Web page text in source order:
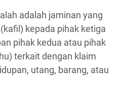
adalah jaminan yang
kepada pihak ketiga
pihak kedua atau pihak
terkait dengan klaim
utang, barang, atau